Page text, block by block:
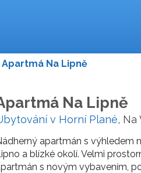
Apartmá Na Lipně
Na Lipně
v Horní Plané, Na
apartmán s výhledem
a blízké okolí. Velmi
s novým vybavením,